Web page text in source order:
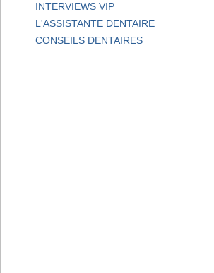
INTERVIEWS VIP
L'ASSISTANTE DENTAIRE
CONSEILS DENTAIRES